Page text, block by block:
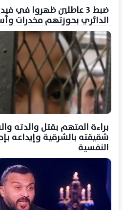
ضبط 3 عاطلين ظهروا في
الدائري بحوزتهم مخدرات
براءة المتهم بقتل والدته
شقيقته بالشرقية وإيداعه
النفسية